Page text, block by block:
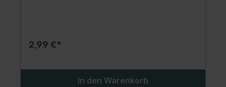
2,99 €*
In den Warenkorb